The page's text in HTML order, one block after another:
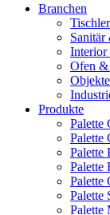
Branchen
Sanitär
Interior
Ofen
Produkte
Palette
Palette
Palette
Palette
Palette
Palette
Palette